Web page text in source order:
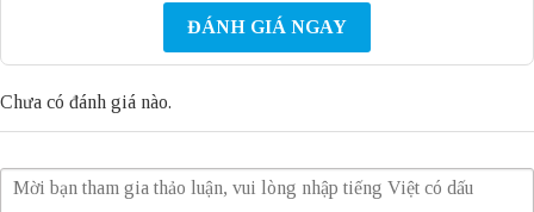
ĐÁNH GIÁ NGAY
Chưa có đánh giá nào.